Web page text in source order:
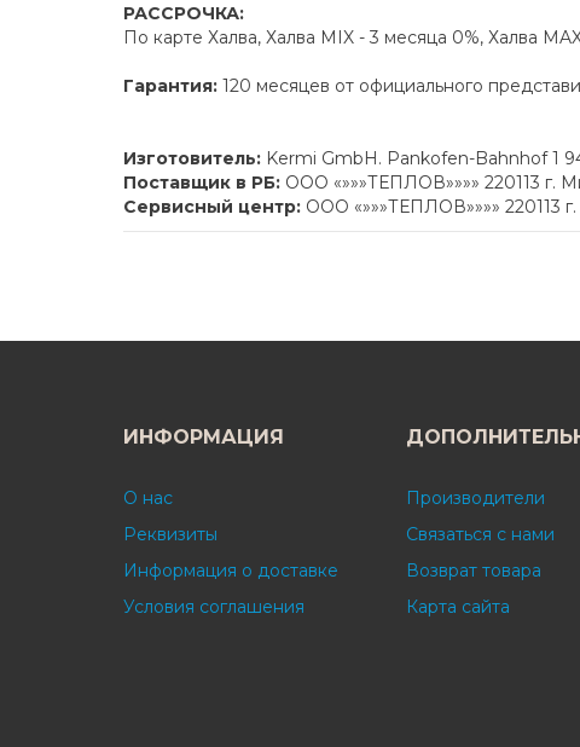
РАССРОЧКА:
По карте Халва, Халва MIX - 3 месяца 0%, Халва
Гарантия: 120 месяцев от официального
Изготовитель: Kermi GmbH. Pankofen-Bahnhof 1
Поставщик в РБ: ООО «»»»ТЕПЛОВ»»»» 220113 г.
Сервисный центр: ООО «»»»ТЕПЛОВ»»»» 220113
ИНФОРМАЦИЯ
О нас
Реквизиты
Информация о доставке
Условия соглашения
Производители
Связаться с нами
Возврат товара
Карта сайта